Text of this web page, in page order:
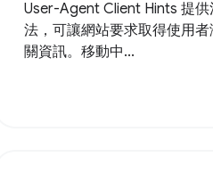
User-Agent Client Hints 提
法，可讓網站要求取得使用
關資訊。移動中...